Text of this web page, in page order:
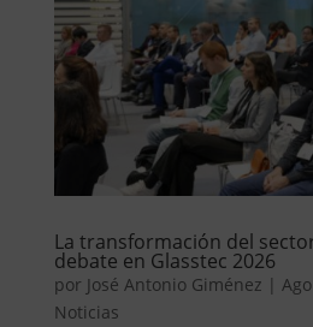
La transformación del
debate en Glasstec 2026
por José Antonio Giménez |
Noticias